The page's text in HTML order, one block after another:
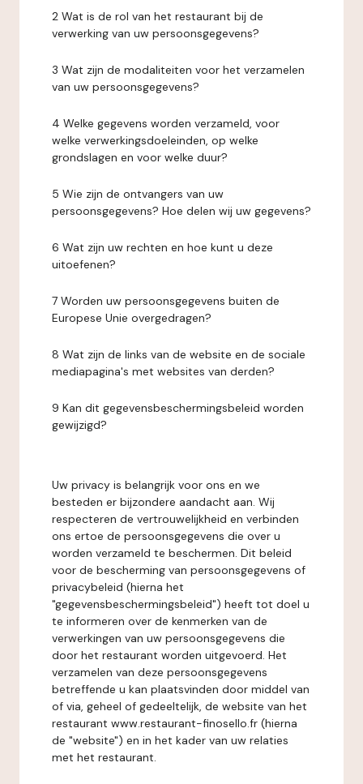
2 Wat is de rol van het restaurant bij de
verwerking van uw persoonsgegevens?
3 Wat zijn de modaliteiten voor het verzamelen
van uw persoonsgegevens?
4 Welke gegevens worden verzameld, voor
welke verwerkingsdoeleinden, op welke
grondslagen en voor welke duur?
5 Wie zijn de ontvangers van uw
persoonsgegevens? Hoe delen wij uw gegevens?
6 Wat zijn uw rechten en hoe kunt u deze
uitoefenen?
7 Worden uw persoonsgegevens buiten de
Europese Unie overgedragen?
8 Wat zijn de links van de website en de sociale
mediapagina's met websites van derden?
9 Kan dit gegevensbeschermingsbeleid worden
gewijzigd?
Uw privacy is belangrijk voor ons en we
besteden er bijzondere aandacht aan. Wij
respecteren de vertrouwelijkheid en verbinden
ons ertoe de persoonsgegevens die over u
worden verzameld te beschermen. Dit beleid
voor de bescherming van persoonsgegevens of
privacybeleid (hierna het
"gegevensbeschermingsbeleid") heeft tot doel u
te informeren over de kenmerken van de
verwerkingen van uw persoonsgegevens die
door het restaurant worden uitgevoerd. Het
verzamelen van deze persoonsgegevens
betreffende u kan plaatsvinden door middel van
of via, geheel of gedeeltelijk, de website van het
restaurant www.restaurant-finosello.fr (hierna
de "website") en in het kader van uw relaties
met het restaurant.